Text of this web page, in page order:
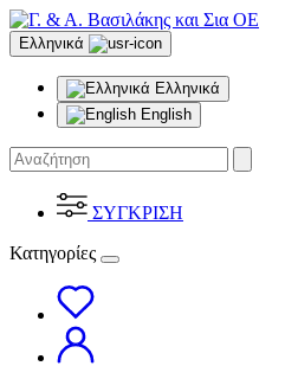
Ελληνικά
Ελληνικά
English
ΣΥΓΚΡΙΣΗ
Κατηγορίες